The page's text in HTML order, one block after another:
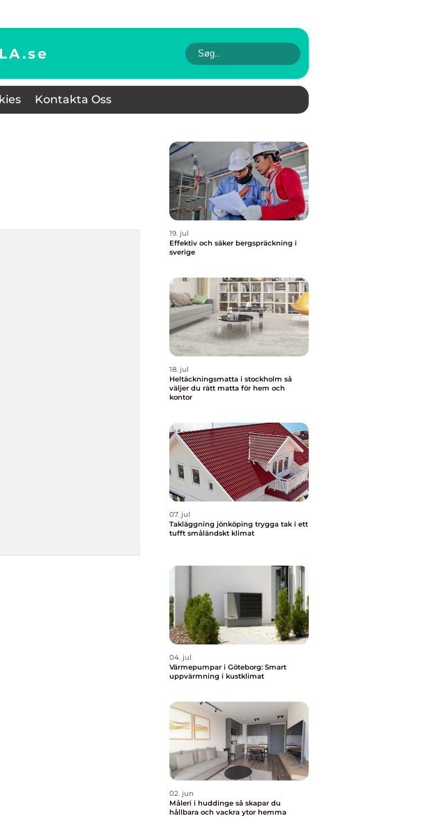
se
Kontakta Oss
19. jul
Effektiv och säker bergspräckning i
sverige
18. jul
Heltäckningsmatta i stockholm så
väljer du rätt matta för hem och
kontor
07. jul
Takläggning jönköping trygga tak i ett
tufft småländskt klimat
04. jul
Värmepumpar i Göteborg: Smart
uppvärmning i kustklimat
02. jun
Måleri i huddinge så skapar du
hållbara och vackra ytor hemma